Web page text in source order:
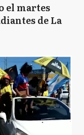
el martes
de La